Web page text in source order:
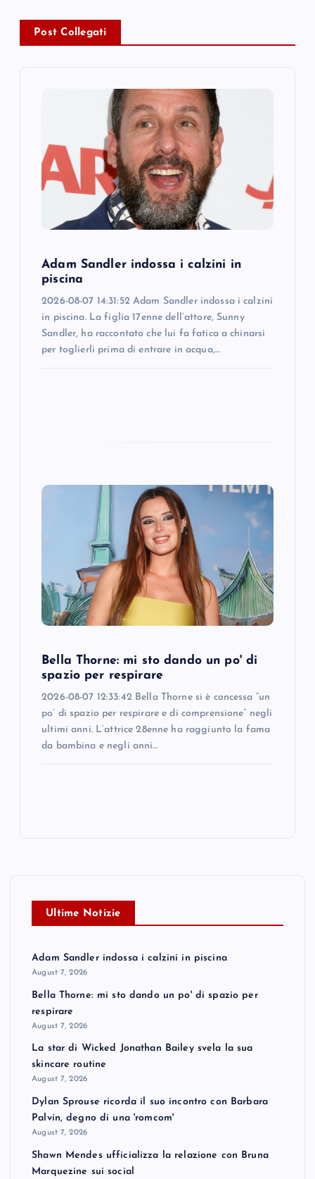
a
v
Post Collegati
Adam Sandler indossa i calzini in
piscina
2026-08-07 14:31:52 Adam Sandler indossa i calzini
in piscina. La figlia 17enne dell’attore, Sunny
Sandler, ha raccontato che lui fa fatica a chinarsi
per toglierli prima di entrare in acqua,…
Bella Thorne: mi sto dando un po' di
spazio per respirare
2026-08-07 12:33:42 Bella Thorne si è concessa “un
po’ di spazio per respirare e di comprensione” negli
ultimi anni. L’attrice 28enne ha raggiunto la fama
da bambina e negli anni…
Ultime Notizie
Adam Sandler indossa i calzini in piscina
August 7, 2026
Bella Thorne: mi sto dando un po' di spazio per
respirare
August 7, 2026
La star di Wicked Jonathan Bailey svela la sua
skincare routine
August 7, 2026
Dylan Sprouse ricorda il suo incontro con Barbara
Palvin, degno di una 'romcom'
August 7, 2026
Shawn Mendes ufficializza la relazione con Bruna
Marquezine sui social